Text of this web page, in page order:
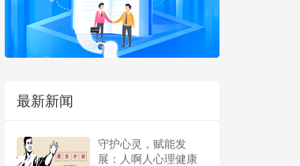
最新新闻
守护心灵，赋能发
展：人啊人心理健康